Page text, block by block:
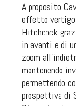
A proposito
effetto
Hitchcock
in avanti e di
zoom
mantenendo
permettendo
prospettiva di